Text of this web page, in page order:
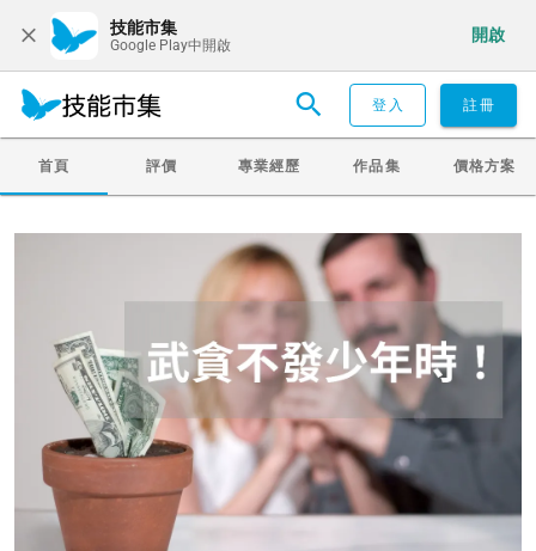
技能市集
Google Play中開啟
開啟
登入 註冊
首頁 評價 專業經歷 作品集 價格方案